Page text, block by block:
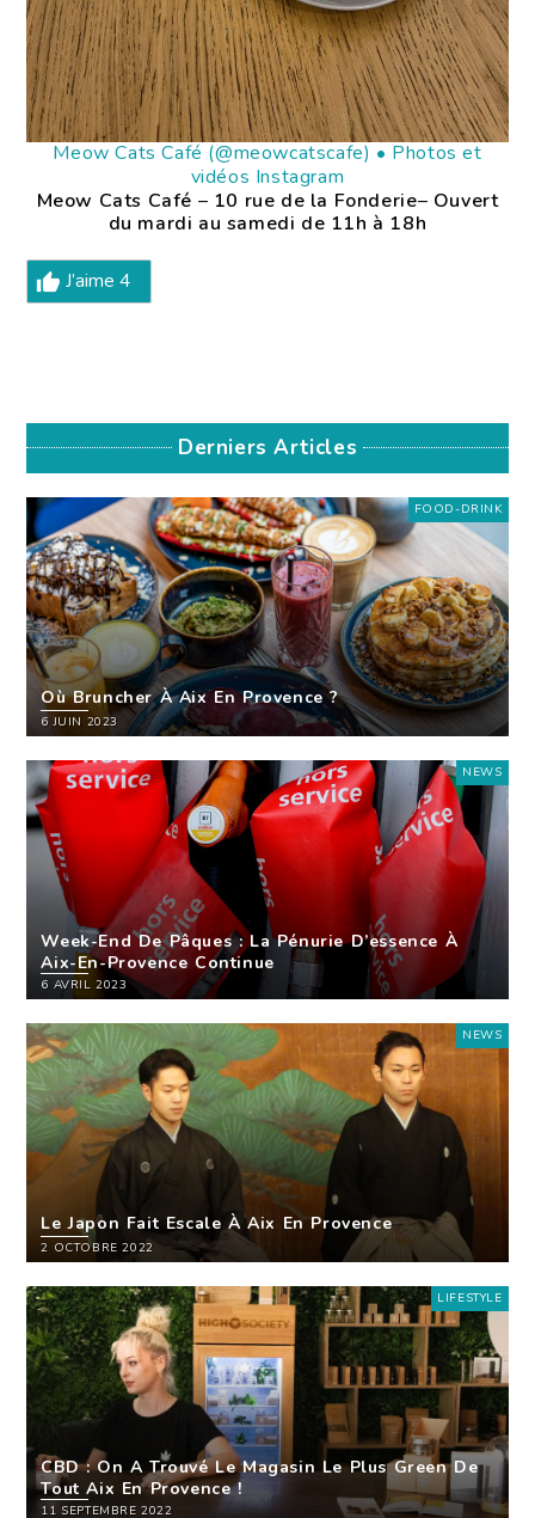
Meow Cats Café (@meowcatscafe) • Photos et
vidéos Instagram
Meow Cats Café – 10 rue de la Fonderie– Ouvert
du mardi au samedi de 11h à 18h
J’aime4
Derniers Articles
FOOD-DRINK
Où Bruncher À Aix En Provence ?
6 JUIN 2023
NEWS
Week-End De Pâques : La Pénurie D’essence À
Aix-En-Provence Continue
6 AVRIL 2023
NEWS
Le Japon Fait Escale À Aix En Provence
2 OCTOBRE 2022
LIFESTYLE
CBD : On A Trouvé Le Magasin Le Plus Green De
Tout Aix En Provence !
11 SEPTEMBRE 2022